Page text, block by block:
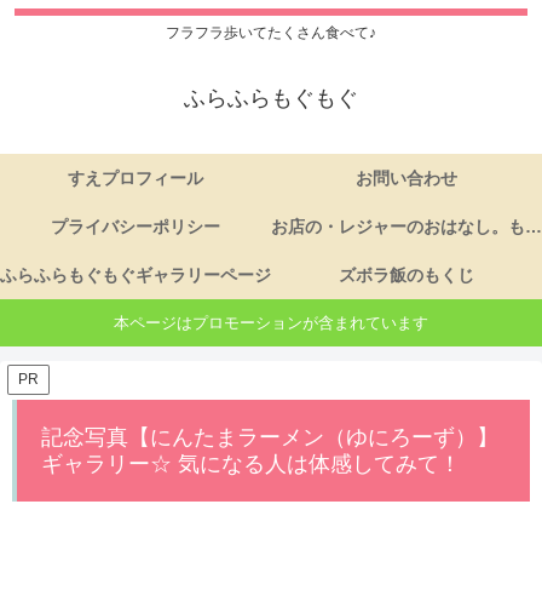
フラフラ歩いてたくさん食べて♪
ふらふらもぐもぐ
すえプロフィール お問い合わせ
プライバシーポリシー お店の・レジャーのおはなし。もくじ
ふらふらもぐもぐギャラリーページ ズボラ飯のもくじ
本ページはプロモーションが含まれています
PR
記念写真【にんたまラーメン（ゆにろーず）】
ギャラリー☆ 気になる人は体感してみて！